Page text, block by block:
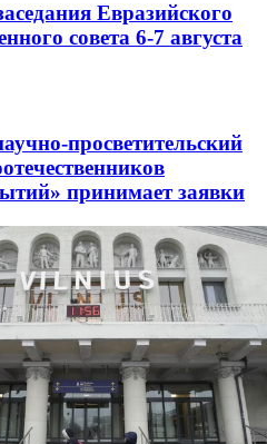
Евразийского
совета 6-7 августа
просветительский
принимает заявки